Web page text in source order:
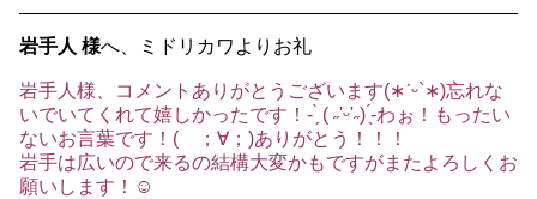
岩手人 様へ、ミドリカワよりお礼
岩手人様、コメントありがとうございます(∗ˊᵕ`∗)忘れな
いでいてくれて嬉しかったです！- ̗̀ ( ˶'ᵕ'˶) ̖́-わぉ！もったい
ないお言葉です！( ；∀；)ありがとう！！！
岩手は広いので来るの結構大変かもですがまたよろしくお
願いします！☺️